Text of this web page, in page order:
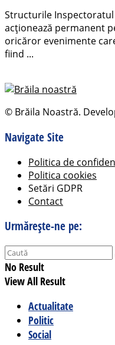
Structurile Inspectoratul
acționează permanent
oricăror evenimente
fiind ...
© Brăila Noastră.
Navigate Site
Politica de
Politica cookies
Setări GDPR
Contact
Urmărește-ne pe:
No Result
View All Result
Actualitate
Politic
Social